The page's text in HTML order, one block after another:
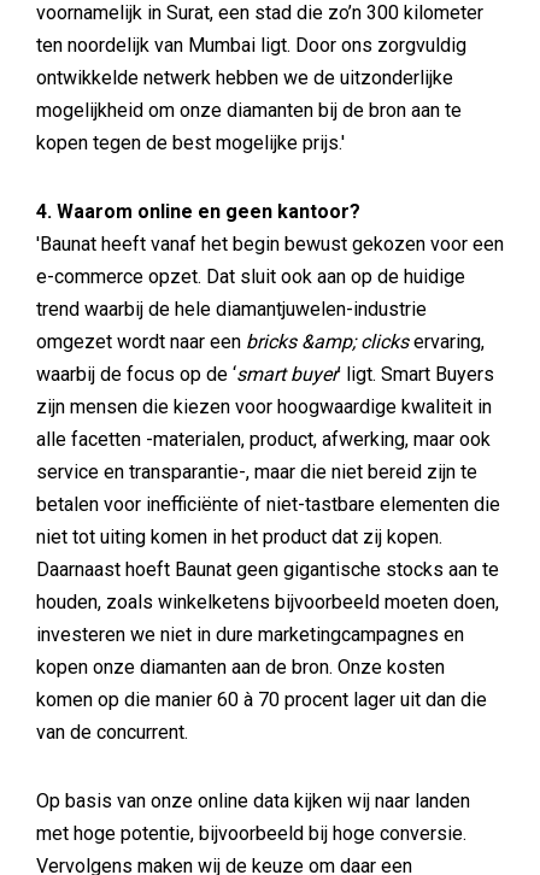
voornamelijk in Surat, een stad die zo’n 300 kilometer
ten noordelijk van Mumbai ligt. Door ons zorgvuldig
ontwikkelde netwerk hebben we de uitzonderlijke
mogelijkheid om onze diamanten bij de bron aan te
kopen tegen de best mogelijke prijs.'
4. Waarom online en geen kantoor?
'Baunat heeft vanaf het begin bewust gekozen voor een
e-commerce opzet. Dat sluit ook aan op de huidige
trend waarbij de hele diamantjuwelen-industrie
omgezet wordt naar een bricks &amp; clickservaring,
waarbij de focus op de ‘smart buyer’ ligt. Smart Buyers
zijn mensen die kiezen voor hoogwaardige kwaliteit in
alle facetten -materialen, product, afwerking, maar ook
service en transparantie-, maar die niet bereid zijn te
betalen voor inefficiënte of niet-tastbare elementen die
niet tot uiting komen in het product dat zij kopen.
Daarnaast hoeft Baunat geen gigantische stocks aan te
houden, zoals winkelketens bijvoorbeeld moeten doen,
investeren we niet in dure marketingcampagnes en
kopen onze diamanten aan de bron. Onze kosten
komen op die manier 60 à 70 procent lager uit dan die
van de concurrent.
Op basis van onze online data kijken wij naar landen
met hoge potentie, bijvoorbeeld bij hoge conversie.
Vervolgens maken wij de keuze om daar een